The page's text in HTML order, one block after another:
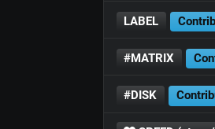
LABEL
#MATRIX
#DISK